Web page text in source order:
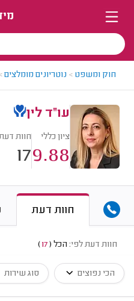
חוק ומשפט > נוטריונים מומלצים
עו"ד לין
ציון כללי
9.88
חוות
17
חוות דעת
חוות דעת לפי: הכל (
17
)
הכי נפוצים סוג שירות